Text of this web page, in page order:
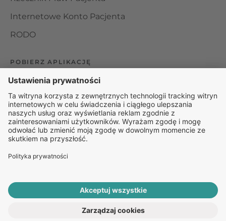
ROZPOCZNIJ E-KONSULTACJĘ
Internetowe Konto Pacjenta
RODO
POBIERZ APLIKACJĘ
Organizator udzielania świadczeń telemedycznych jest
podmiotem leczniczym w rozumieniu ustawy z dnia 15
kwietnia 2011 roku o działalności leczniczej, wpisanym do
rejestru podmiotów wykonujących działalność leczniczą pod
numerem: 000000229172.